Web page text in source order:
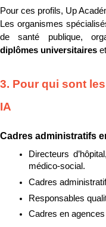
Pour ces profils, Up
Les organismes
diplômes universitaires
3. Pour qui sont
IA
Cadres administratifs
Directeurs
médico-social.
Cadres
Responsables
Cadres en